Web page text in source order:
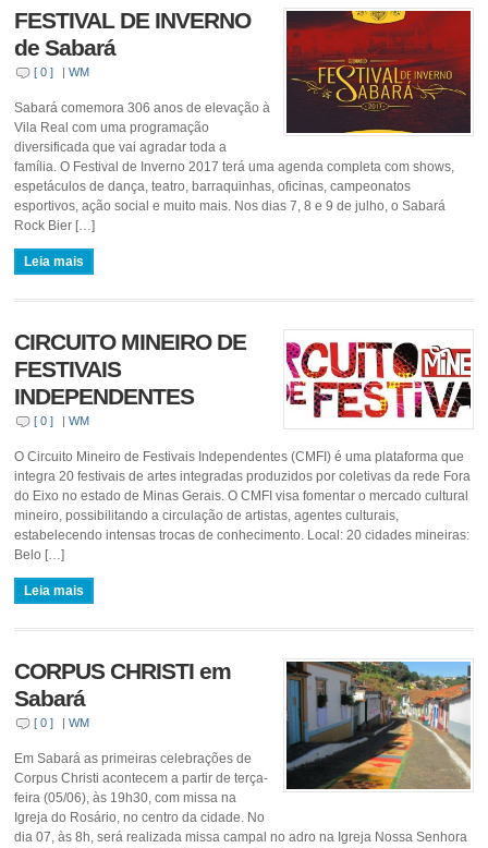
FESTIVAL DE INVERNO
de Sabará
[ 0 ] |WM
Sabará comemora 306 anos de elevação à
Vila Real com uma programação
diversificada que vai agradar toda a
família. O Festival de Inverno 2017 terá uma agenda completa com shows,
espetáculos de dança, teatro, barraquinhas, oficinas, campeonatos
esportivos, ação social e muito mais. Nos dias 7, 8 e 9 de julho, o Sabará
Rock Bier […]
Leia mais
CIRCUITO MINEIRO DE
FESTIVAIS
INDEPENDENTES
[ 0 ] |WM
O Circuito Mineiro de Festivais Independentes (CMFI) é uma plataforma que
integra 20 festivais de artes integradas produzidos por coletivas da rede Fora
do Eixo no estado de Minas Gerais. O CMFI visa fomentar o mercado cultural
mineiro, possibilitando a circulação de artistas, agentes culturais,
estabelecendo intensas trocas de conhecimento. Local: 20 cidades mineiras:
Belo […]
Leia mais
CORPUS CHRISTI em
Sabará
[ 0 ] |WM
Em Sabará as primeiras celebrações de
Corpus Christi acontecem a partir de terça-
feira (05/06), às 19h30, com missa na
Igreja do Rosário, no centro da cidade. No
dia 07, às 8h, será realizada missa campal no adro na Igreja Nossa Senhora